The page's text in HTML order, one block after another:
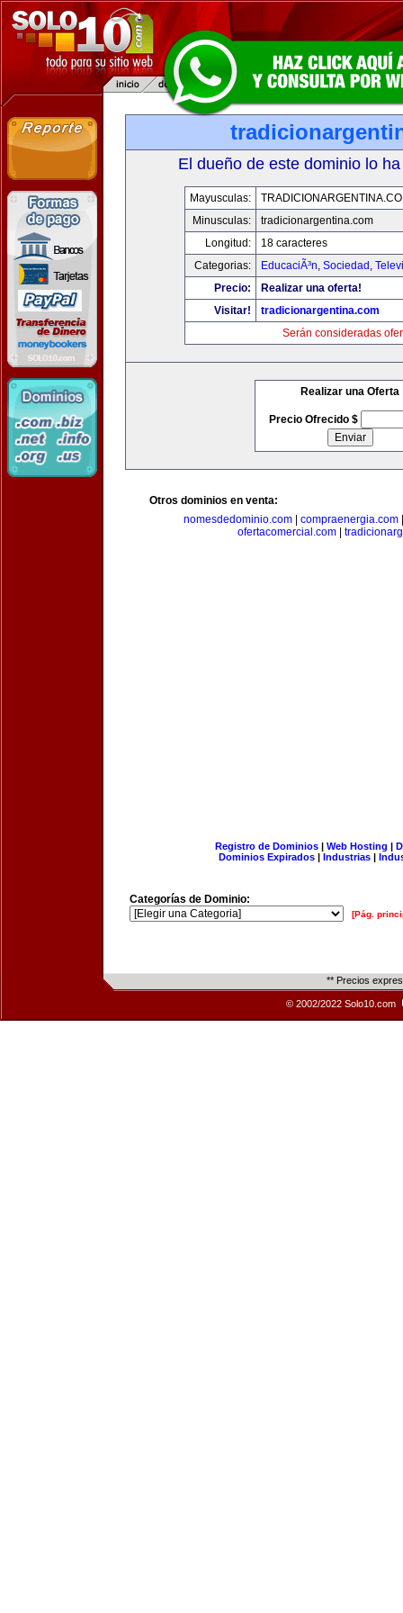
El dueño de este dominio lo
Mayusculas:
Minusculas:
tradicionargentina.com
Longitud:
18 caracteres
Categorias:
EducaciÃ³n, Sociedad ,
Precio:
Realizar una oferta!
Visitar!
tradicionargentina.com
Serán consideradas
Realizar una Oferta
Precio Ofrecido $
Otros dominios en venta:
nomesdedominio.com| compraenergia.com
ofertacomercial.com
Registro de Dominios| Web Hosting |
Dominios Expirados | Industrias |
Categorías de Dominio:
[Pág.
** Precios
© 2002/2022 Solo10.com